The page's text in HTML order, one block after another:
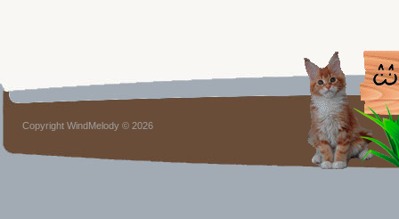
Copyright WindMelody © 2026